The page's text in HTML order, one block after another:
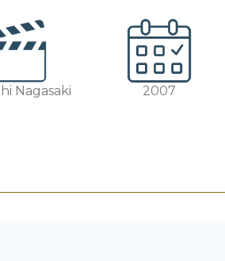
Nagasaki 2007